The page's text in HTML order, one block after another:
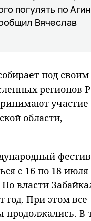
погулять по
Вячеслав
под
регионов
участие
области,
с 16 по 18 июля
власти
год. При этом все
продолжались. В